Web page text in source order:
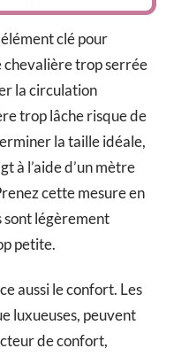
clé pour
trop serrée
la circulation
trop lâche risque de
la taille idéale,
à l’aide d’un mètre
cette mesure en
sont légèrement
petite.
aussi le confort. Les
luxueuses, peuvent
de confort,